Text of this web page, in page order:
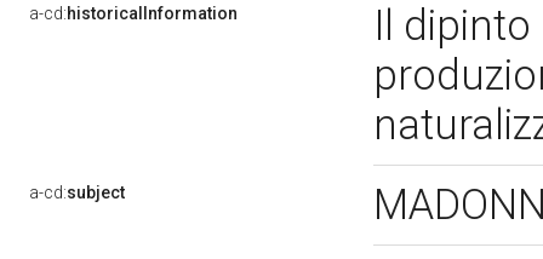
a-cd:historicalInformation
Il
a-cd:subject